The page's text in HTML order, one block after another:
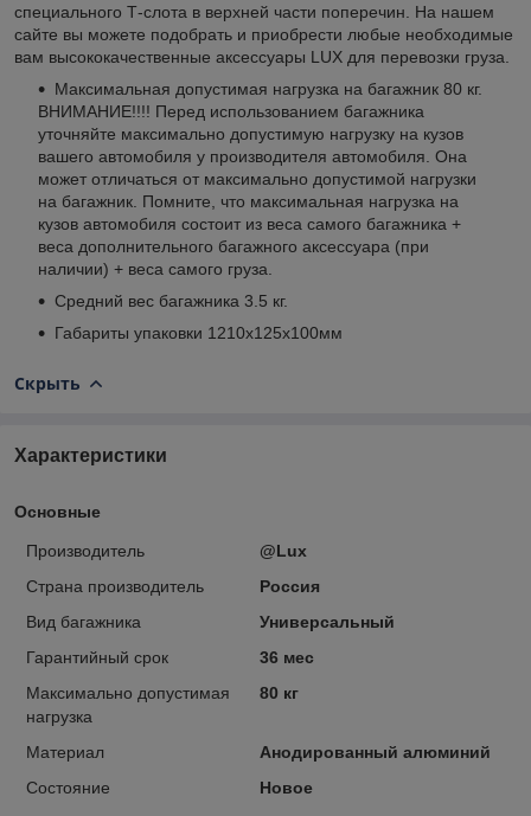
специального Т-слота в верхней части поперечин. На нашем
сайте вы можете подобрать и приобрести любые необходимые
вам высококачественные аксессуары LUX для перевозки груза.
Максимальная допустимая нагрузка на багажник 80 кг.
ВНИМАНИЕ!!!! Перед использованием багажника
уточняйте максимально допустимую нагрузку на кузов
вашего автомобиля у производителя автомобиля. Она
может отличаться от максимально допустимой нагрузки
на багажник. Помните, что максимальная нагрузка на
кузов автомобиля состоит из веса самого багажника +
веса дополнительного багажного аксессуара (при
наличии) + веса самого груза.
Средний вес багажника 3.5 кг.
Габариты упаковки 1210х125х100мм
Скрыть
Характеристики
Основные
Производитель
@Lux
Страна производитель
Россия
Вид багажника
Универсальный
Гарантийный срок
36 мес
Максимально допустимая
нагрузка
80 кг
Материал
Анодированный алюминий
Состояние
Новое